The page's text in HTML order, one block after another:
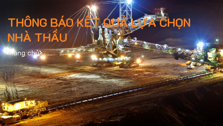
THÔNG BÁO KẾT QUẢ LỰA CHỌN
NHÀ THẦU
Trang chủ